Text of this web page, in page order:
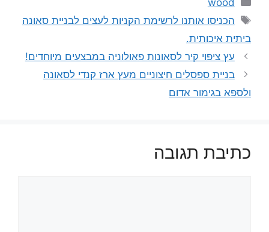
תגיות
הכניסו אותנו לרשימת הקניות לעצים לבניית סאונה
ביתית איכותית.
עץ ציפוי קיר לסאונות פאולוניה במבצעים מיוחדים!
בניית ספסלים חיצוניים מעץ ארז קנדי לסאונה
ולספא בגימור אדום
כתיבת תגובה